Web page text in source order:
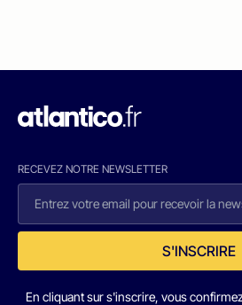
RECEVEZ NOTRE NEWSLETTER
S'INSCRIRE
En cliquant sur s'inscrire, vous